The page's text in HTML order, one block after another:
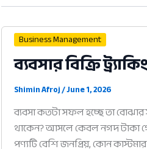
Business Management
ব্যবসার বিক্রি
Shimin Afroj/June 1, 2026
ব্যবসা কতটা সফল হচ্ছে তা বোঝার
থাকেন? আসলে কেবল নগদ টাকা
পণ্যটি বেশি জনপ্রিয়, কোন